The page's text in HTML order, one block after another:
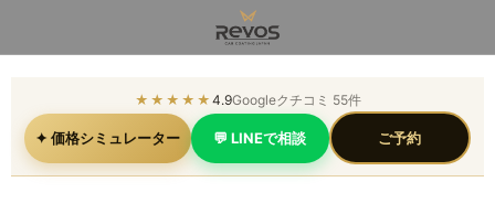
★★★★★ 4.9Googleクチコミ 55件
✦ 価格シミュレーター 💬 LINEで相談 ご予約